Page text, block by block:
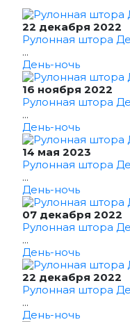
22 декабря 2022
Рулонная штора
...
День-ночь
16 ноября 2022
Рулонная штора
...
День-ночь
14 мая 2023
Рулонная штора
...
День-ночь
07 декабря 2022
Рулонная штора
...
День-ночь
22 декабря 2022
Рулонная штора
...
День-ночь